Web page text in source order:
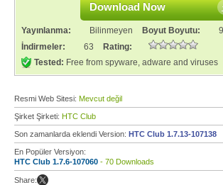
Download Now
Yayınlanma: Bilinmeyen Boyut Boyutu:
İndirmeler:
63
Rating:
Tested: Free from spyware, adware and viruses
Resmi Web Sitesi: Mevcut değil
Şirket Şirketi: HTC Club
Son zamanlarda eklendi Version: HTC Club 1.7.13-107138
En Popüler Versiyon:
HTC Club 1.7.6-107060 - 70 Downloads
Share: